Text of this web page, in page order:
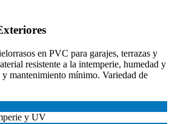
en PVC para garajes, terrazas y
resistente a la intemperie, humedad y
mantenimiento mínimo. Variedad de
y UV